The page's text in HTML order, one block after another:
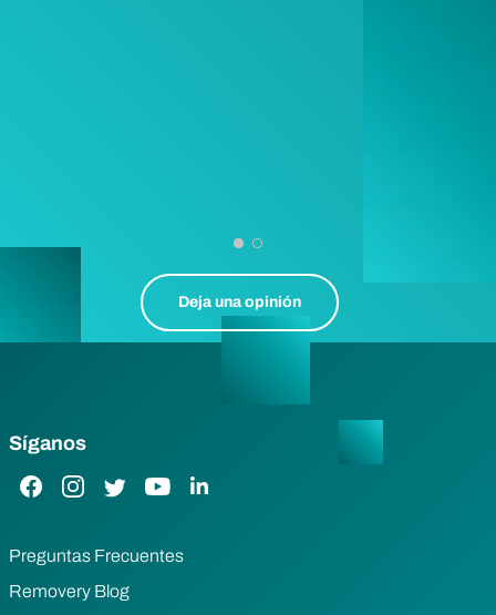
Deja una opinión
Síganos
Enlace de Facebook
Enlace de Instagram
Enlace de Twitter
Enlace de YouTube
Enlace de LinkedIn
Preguntas Frecuentes
Removery Blog